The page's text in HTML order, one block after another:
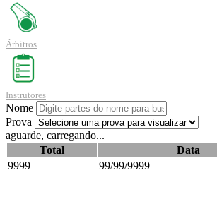
Árbitros
Instrutores
Nome
Prova
aguarde, carregando...
Total
Data
9999
99/99/9999